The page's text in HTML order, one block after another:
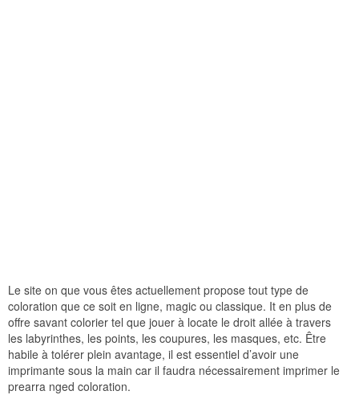
Le site on que vous êtes actuellement propose tout type de
coloration que ce soit en ligne, magic ou classique. It en plus de
offre savant colorier tel que jouer à locate le droit allée à travers
les labyrinthes, les points, les coupures, les masques, etc. Être
habile à tolérer plein avantage, il est essentiel d’avoir une
imprimante sous la main car il faudra nécessairement imprimer le
prearra nged coloration.